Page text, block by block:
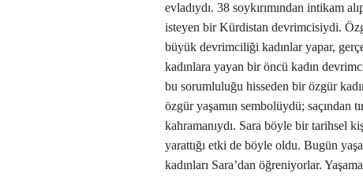
evladıydı. 38 soykırımından intikam
isteyen bir Kürdistan devrimcisiydi.
büyük devrimciliği kadınlar yapar,
kadınlara yayan bir öncü kadın
bu sorumluluğu hisseden bir özgür
özgür yaşamın sembolüydü; saçından
kahramanıydı. Sara böyle bir tarihsel
yarattığı etki de böyle oldu. Bugün
kadınları Sara’dan öğreniyorlar.